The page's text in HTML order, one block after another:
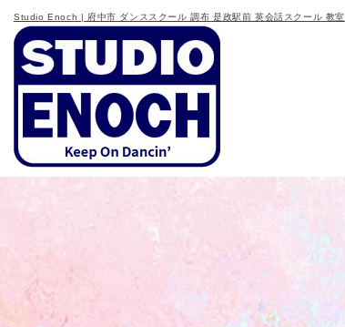
Studio Enoch | 府中市 ダンススクール 調布 是政駅前 英会話スクール 教室